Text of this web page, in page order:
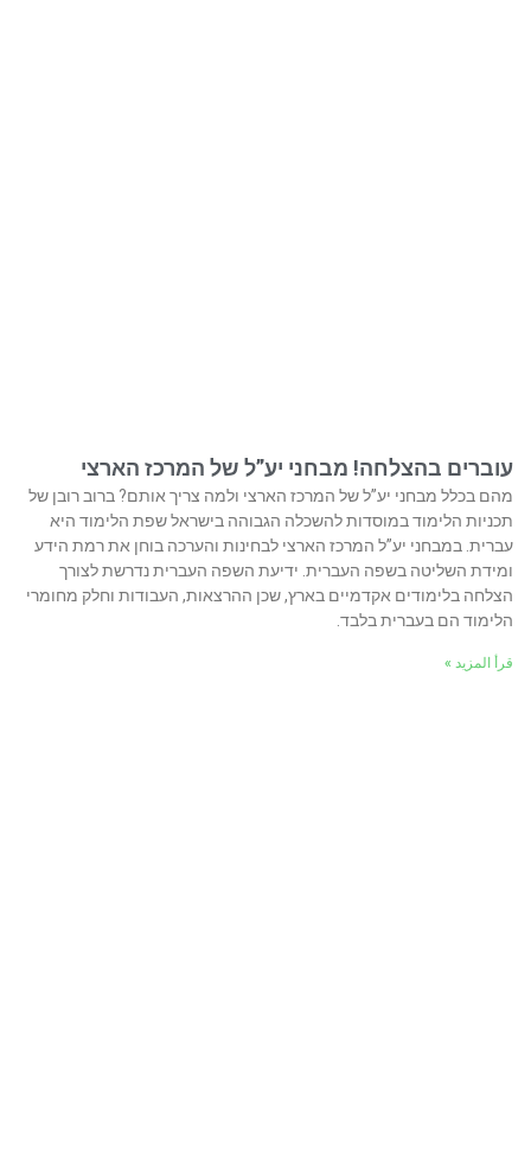
עוברים בהצלחה! מבחני יע”ל של המרכז הארצי
מהם בכלל מבחני יע”ל של המרכז הארצי ולמה צריך אותם? ברוב רובן של
תכניות הלימוד במוסדות להשכלה הגבוהה בישראל שפת הלימוד היא
עברית. במבחני יע”ל המרכז הארצי לבחינות והערכה בוחן את רמת הידע
ומידת השליטה בשפה העברית. ידיעת השפה העברית נדרשת לצורך
הצלחה בלימודים אקדמיים בארץ, שכן ההרצאות, העבודות וחלק מחומרי
הלימוד הם בעברית בלבד.
قرأ المزيد »